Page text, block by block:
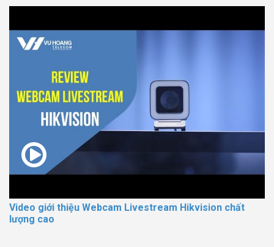
Video giới thiệu Webcam Livestream Hikvision chất
lượng cao